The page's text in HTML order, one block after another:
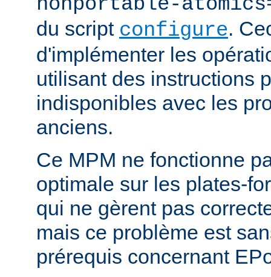
du script configure.
d'implémenter les
utilisant des instructions
indisponibles avec les
anciens.
Ce MPM ne fonctionne
optimale sur les plates-
qui ne gèrent pas
mais ce problème est
prérequis concernant